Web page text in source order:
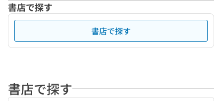
書店で探す
書店で探す
書店で探す